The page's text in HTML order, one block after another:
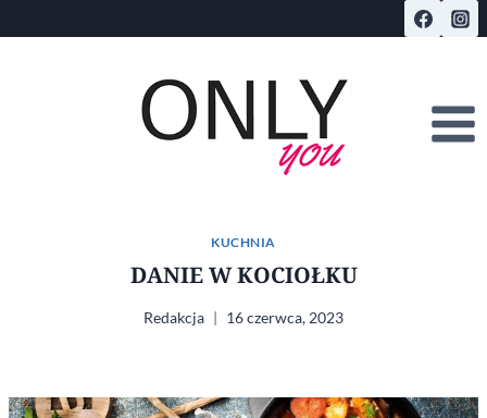
do
KUCHNIA
DANIE W KOCIOŁKU
Redakcja 16 czerwca, 2023